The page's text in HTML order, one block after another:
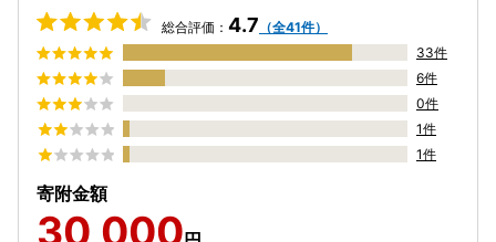
総合評価： 4.7 （全41件）
33件
6件
0件
1件
1件
寄附金額
30,000